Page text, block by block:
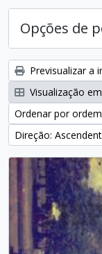
Opções de
Previsualizar a
Visualização
Ordenar por
Direção: